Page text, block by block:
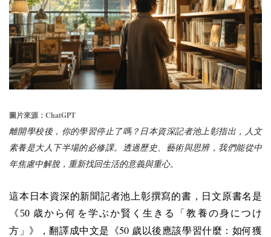
圖片來源： ChatGPT
離開學校後，你的學習停止了嗎？日本資深記者池上彰指出，人文
素養是大人下半場的必修課。透過歷史、藝術與思辨，我們能從中
年焦慮中解脫，重新找回生活的意義與重心。
這本日本資深的新聞記者池上彰撰寫的書，日文原書名是
《50 歳から何を学ぶか賢く生きる「教養の身につけ
方」》，翻譯成中文是《50 歲以後應該學習什麼：如何獲